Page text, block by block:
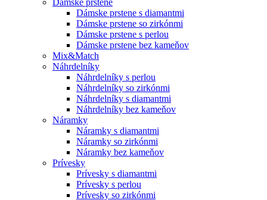
Dámske prstene
Dámske prstene s diamantmi
Dámske prstene so zirkónmi
Dámske prstene s perlou
Dámske prstene bez kameňov
Mix&Match
Náhrdelníky
Náhrdelníky s perlou
Náhrdelníky so zirkónmi
Náhrdelníky s diamantmi
Náhrdelníky bez kameňov
Náramky
Náramky s diamantmi
Náramky so zirkónmi
Náramky bez kameňov
Prívesky
Prívesky s diamantmi
Prívesky s perlou
Prívesky so zirkónmi